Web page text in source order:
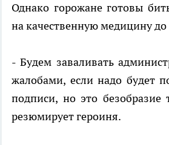
Однако горожане готовы
на качественную медицину до
- Будем заваливать
жалобами, если надо будет
подписи, но это безобразие
резюмирует героиня.